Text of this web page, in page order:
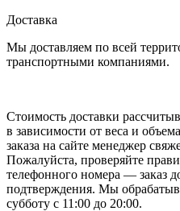
Доставка
Мы доставляем по всей
транспортными компаниями.
Стоимость доставки
в зависимости от веса и
заказа на сайте менеджер
Пожалуйста, проверяйте
телефонного номера — заказ
подтверждения. Мы
субботу с 11:00 до 20:00.